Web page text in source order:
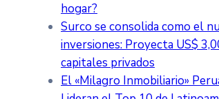
hogar?
Surco se consolida como el
inversiones: Proyecta US$
capitales privados
El «Milagro Inmobiliario»